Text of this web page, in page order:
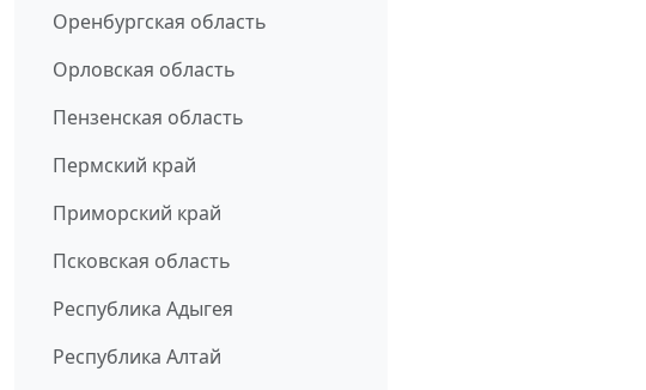
Оренбургская область
Орловская область
Пензенская область
Пермский край
Приморский край
Псковская область
Республика Адыгея
Республика Алтай